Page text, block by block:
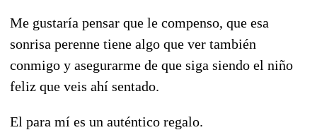
Me gustaría pensar que le compenso, que esa
sonrisa perenne tiene algo que ver también
conmigo y asegurarme de que siga siendo el niño
feliz que veis ahí sentado.
El para mí es un auténtico regalo.